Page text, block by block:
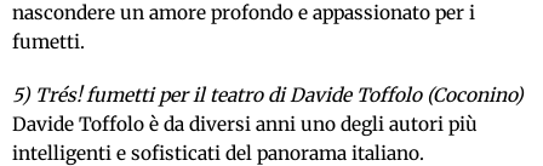
nascondere un amore profondo e appassionato per i
fumetti.
5) Trés! fumetti per il teatro di Davide Toffolo (Coconino)
Davide Toffolo è da diversi anni uno degli autori più
intelligenti e sofisticati del panorama italiano.